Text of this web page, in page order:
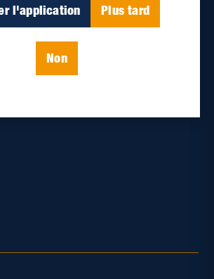
l'application Plus tard
Non